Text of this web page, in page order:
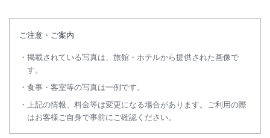
ご注意・ご案内
掲載されている写真は、旅館・ホテルから提供された画像で
す。
食事・客室等の写真は一例です。
上記の情報、料金等は変更になる場合があります。ご利用の際
はお客様ご自身で事前にご確認ください。